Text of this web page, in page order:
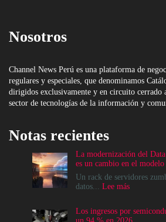
Nosotros
Channel News Perú es una plataforma de
regulares y especiales, que denominamos
dirigidos exclusivamente y en circuito cerrado
sector de tecnologías de la información y
Notas recientes
La modernización del
es un cambio en el
Un rack de servidores
datos... Lee más:
del
Los ingresos por